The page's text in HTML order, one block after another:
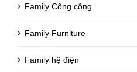
Family Công cộng
Family Furniture
Family hệ điện